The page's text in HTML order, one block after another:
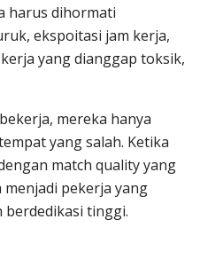
harus dihormati
ekspoitasi jam kerja,
yang dianggap toksik,
mereka hanya
yang salah. Ketika
match quality yang
pekerja yang
tinggi.